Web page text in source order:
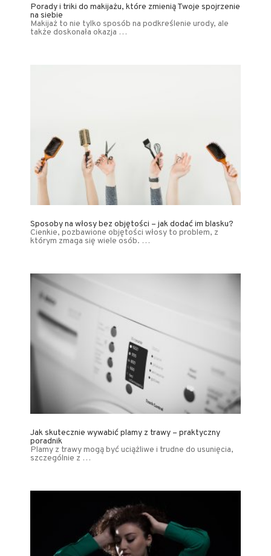
Porady i triki do makijażu, które zmienią Twoje spojrzenie
na siebie
Makijaż to nie tylko sposób na podkreślenie urody, ale
także doskonała okazja …
Sposoby na włosy bez objętości – jak dodać im blasku?
Cienkie, pozbawione objętości włosy to problem, z
którym zmaga się wiele osób. …
Jak skutecznie wywabić plamy z trawy – praktyczny
poradnik
Plamy z trawy mogą być uciążliwe i trudne do usunięcia,
szczególnie z …